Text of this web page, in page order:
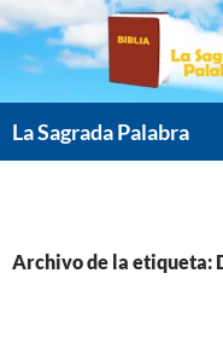
Saltar
contenido
La Sagrada Palabra
Archivo de la etiqueta: